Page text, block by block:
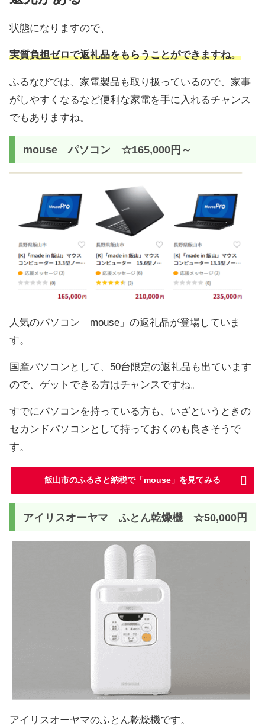
状態になりますので、
実質負担ゼロで返礼品をもらうことができますね。
ふるなびでは、家電製品も取り扱っているので、家事
がしやすくなるなど便利な家電を手に入れるチャンス
でもありますね。
mouse パソコン ☆165,000円～
人気のパソコン「mouse」の返礼品が登場していま
す。
国産パソコンとして、50台限定の返礼品も出ています
ので、ゲットできる方はチャンスですね。
すでにパソコンを持っている方も、いざというときの
セカンドパソコンとして持っておくのも良さそうで
す。
飯山市のふるさと納税で「mouse」を見てみる
アイリスオーヤマ ふとん乾燥機 ☆50,000円
アイリスオーヤマのふとん乾燥機です。